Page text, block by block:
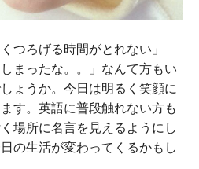
つろげる時間がとれない」
まったな。。」なんて方もい
ょうか。今日は明るく笑顔に
す。英語に普段触れない方も
場所に名言を見えるようにし
の生活が変わってくるかもし